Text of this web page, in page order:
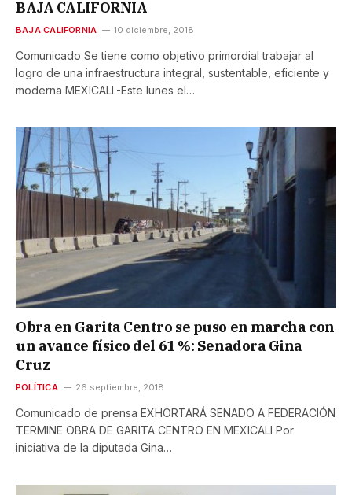
BAJA CALIFORNIA
BAJA CALIFORNIA 10 diciembre, 2018
Comunicado Se tiene como objetivo primordial trabajar al
logro de una infraestructura integral, sustentable, eficiente y
moderna MEXICALI.-Este lunes el…
Obra en Garita Centro se puso en marcha con
un avance físico del 61 %: Senadora Gina
Cruz
POLÍTICA 26 septiembre, 2018
Comunicado de prensa EXHORTARÁ SENADO A FEDERACIÓN
TERMINE OBRA DE GARITA CENTRO EN MEXICALI Por
iniciativa de la diputada Gina…